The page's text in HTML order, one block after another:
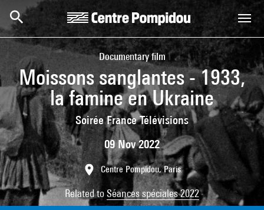
Skip to main content
Centre Pompidou
Documentary film
Moissons sanglantes - 1933,
la famine en Ukraine
Soirée France Télévisions
09 Nov 2022
Centre Pompidou, Paris
Related toSéances spéciales 2022